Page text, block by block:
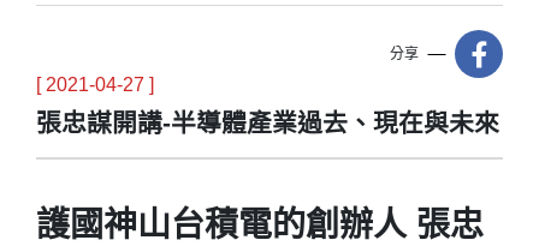
分享
[ 2021-04-27 ]
張忠謀開講-半導體產業過去、現在與未來
護國神山台積電的創辦人 張忠